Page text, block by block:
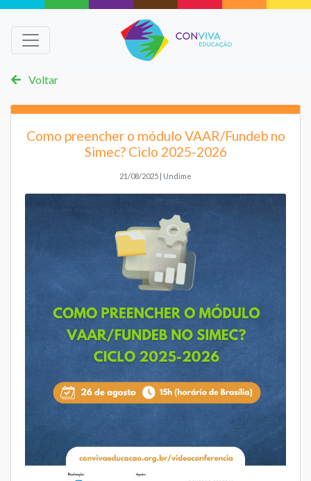
Voltar
Como preencher o módulo VAAR/Fundeb no
Simec? Ciclo 2025-2026
21/08/2025 | Undime